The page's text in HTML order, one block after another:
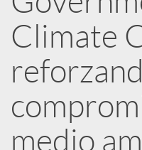
s
S
o
Climate
medio